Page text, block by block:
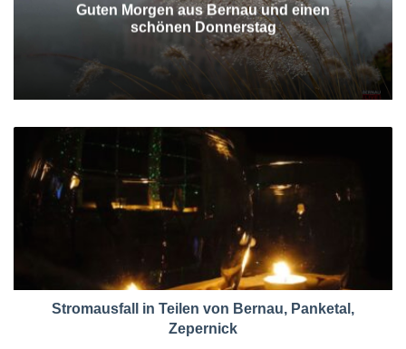
Guten Morgen aus Bernau und einen
schönen Donnerstag
Stromausfall in Teilen von Bernau, Panketal,
Zepernick